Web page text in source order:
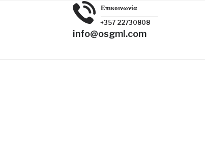
Επικοινωνία
+357 22730808
info@osgml.com